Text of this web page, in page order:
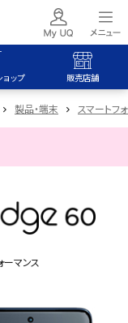
ョップ 販売店舗
製品・端末 スマートフ
ーマンス